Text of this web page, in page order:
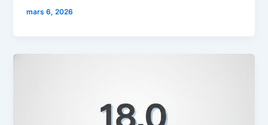
mars 6, 2026